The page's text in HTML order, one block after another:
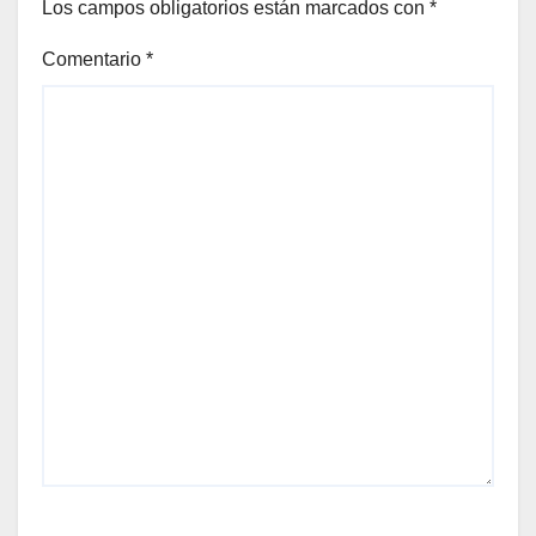
Los campos obligatorios están marcados con *
Comentario *